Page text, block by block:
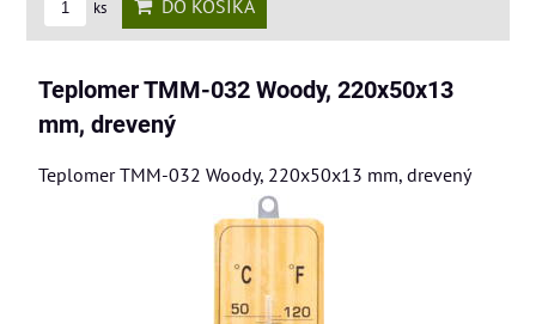
ks DO KOŠÍKA
Teplomer TMM-032 Woody, 220x50x13
mm, drevený
Teplomer TMM-032 Woody, 220x50x13 mm, drevený